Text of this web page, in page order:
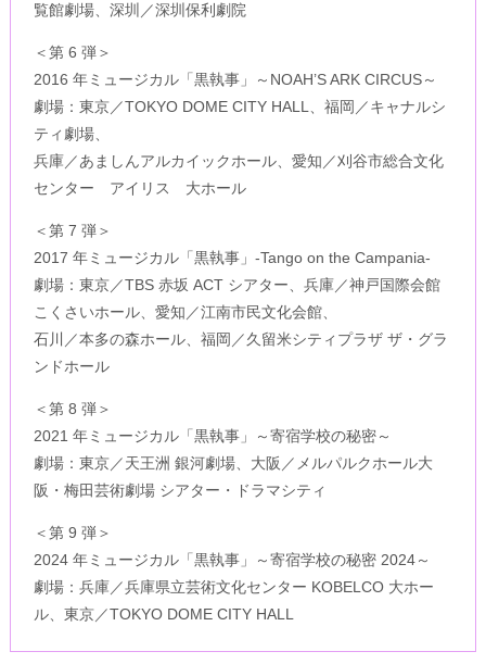
覧館劇場、深圳／深圳保利劇院
＜第 6 弾＞
2016 年ミュージカル「黒執事」～NOAH’S ARK CIRCUS～
劇場：東京／TOKYO DOME CITY HALL、福岡／キャナルシ
ティ劇場、
兵庫／あましんアルカイックホール、愛知／刈谷市総合文化
センター アイリス 大ホール
＜第 7 弾＞
2017 年ミュージカル「黒執事」-Tango on the Campania-
劇場：東京／TBS 赤坂 ACT シアター、兵庫／神戸国際会館
こくさいホール、愛知／江南市民文化会館、
石川／本多の森ホール、福岡／久留米シティプラザ ザ・グラ
ンドホール
＜第 8 弾＞
2021 年ミュージカル「黒執事」～寄宿学校の秘密～
劇場：東京／天王洲 銀河劇場、大阪／メルパルクホール大
阪・梅田芸術劇場 シアター・ドラマシティ
＜第 9 弾＞
2024 年ミュージカル「黒執事」～寄宿学校の秘密 2024～
劇場：兵庫／兵庫県立芸術文化センター KOBELCO 大ホー
ル、東京／TOKYO DOME CITY HALL